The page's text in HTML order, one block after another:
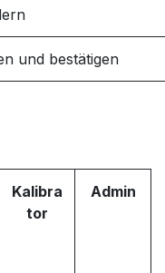
und bestätigen
Kalibra
tor
Admin